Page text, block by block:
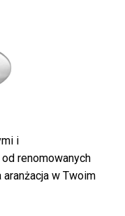
i
renomowanych
w Twoim